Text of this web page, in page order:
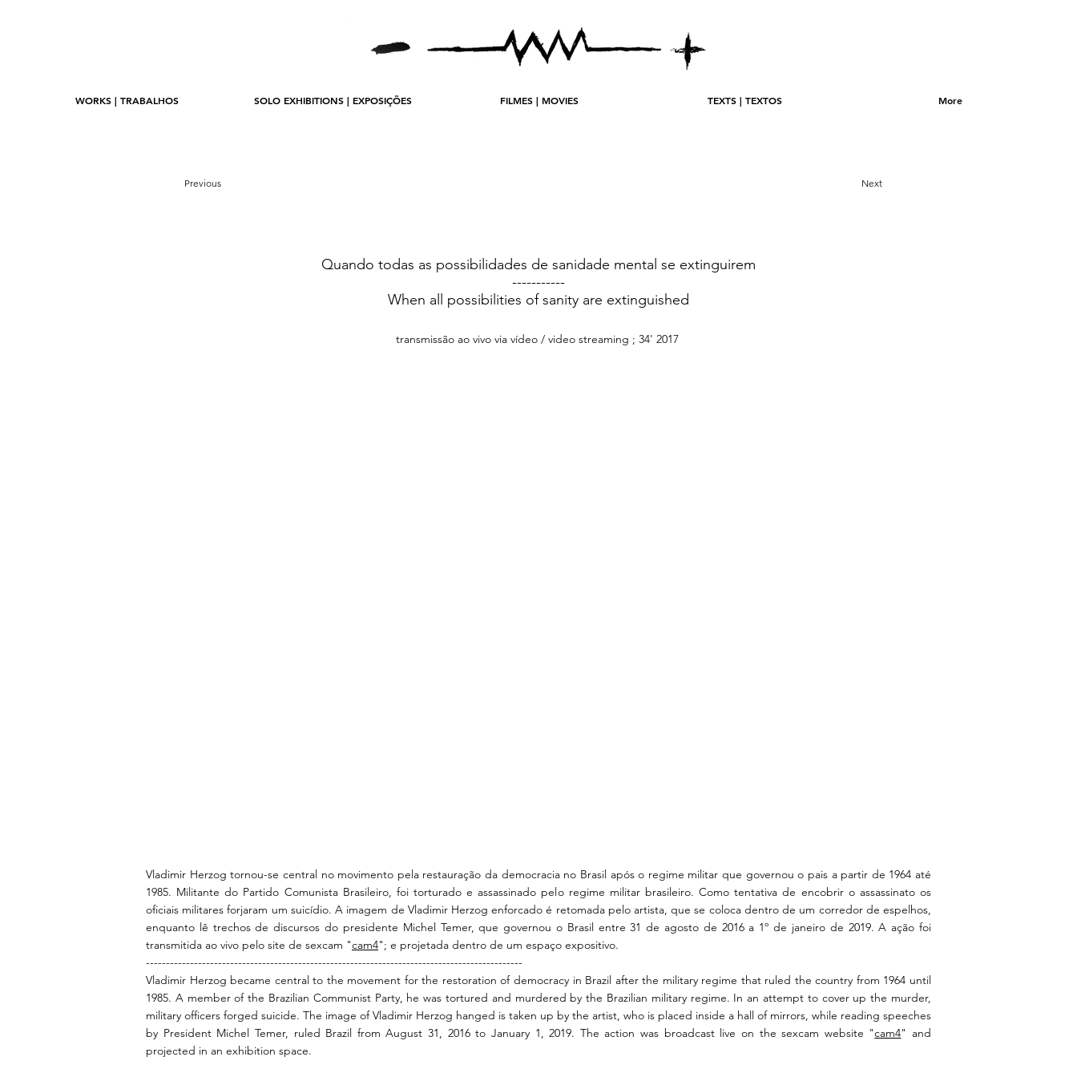
WORKS | TRABALHOS SOLO EXHIBITIONS | EXPOSIÇÕES FILMES | MOVIES TEXTS | TEXTOS More
Previous Next
Quando todas as possibilidades de sanidade mental se extinguirem
-----------
When all possibilities of sanity are extinguished
transmissão ao vivo via vídeo / video streaming ; 34' 2017
Vladimir Herzog tornou-se central no movimento pela restauração da democracia no Brasil após o regime militar que governou o pais a partir de 1964 até
1985. Militante do Partido Comunista Brasileiro, foi torturado e assassinado pelo regime militar brasileiro. Como tentativa de encobrir o assassinato os
oficiais militares forjaram um suicídio. A imagem de Vladimir Herzog enforcado é retomada pelo artista, que se coloca dentro de um corredor de espelhos,
enquanto lê trechos de discursos do presidente Michel Temer, que governou o Brasil entre 31 de agosto de 2016 a 1º de janeiro de 2019. A ação foi
transmitida ao vivo pelo site de sexcam "cam4"; e projetada dentro de um espaço expositivo.
----------------------------------------------------------------------------------------------
Vladimir Herzog became central to the movement for the restoration of democracy in Brazil after the military regime that ruled the country from 1964 until
1985. A member of the Brazilian Communist Party, he was tortured and murdered by the Brazilian military regime. In an attempt to cover up the murder,
military officers forged suicide. The image of Vladimir Herzog hanged is taken up by the artist, who is placed inside a hall of mirrors, while reading speeches
by President Michel Temer, ruled Brazil from August 31, 2016 to January 1, 2019. The action was broadcast live on the sexcam website "cam4" and
projected in an exhibition space.